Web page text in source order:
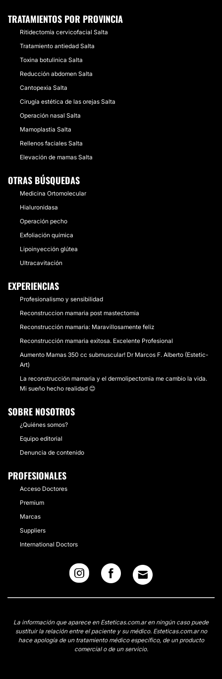
TRATAMIENTOS POR PROVINCIA
Ritidectomía cervicofacial Salta
Tratamiento antiedad Salta
Toxina botulinica Salta
Reducción abdomen Salta
Cantopexia Salta
Cirugía estética de las orejas Salta
Operación nasal Salta
Mamoplastia Salta
Rellenos faciales Salta
Elevación de mamas Salta
OTRAS BÚSQUEDAS
Medicina Ortomolecular
Hialuronidasa
Operación pecho
Exfoliación química
Lipoinyección glútea
Ultracavitación
EXPERIENCIAS
Profesionalismo y sensibilidad
Reconstruccion mamaria post mastectomia
Reconstrucción mamaria: Maravillosamente feliz
Reconstrucción mamaria exitosa. Excelente Profesional
Aumento Mamas 350 cc submuscular! Dr Marcos F. Alberto (Estetic-
Art)
La reconstrucción mamaria y el dermolipectomia me cambio la vida.
Mi sueño hecho realidad 😊
SOBRE NOSOTROS
¿Quiénes somos?
Equipo editorial
Denuncia de contenido
PROFESIONALES
Acceso Doctores
Premium
Marcas
Suppliers
International Doctors
La información que aparece en Esteticas.com.ar en ningún caso puede
sustituir la relación entre el paciente y su médico. Esteticas.com.ar no
hace apología de un tratamiento médico específico, de un producto
comercial o de un servicio.